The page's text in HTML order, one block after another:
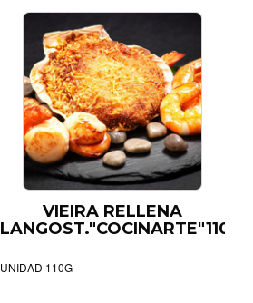
VIEIRA RELLENA
LANGOST."COCINARTE"110GR
UNIDAD 110G